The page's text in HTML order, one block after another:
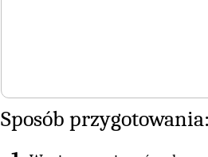
Sposób przygotowania: